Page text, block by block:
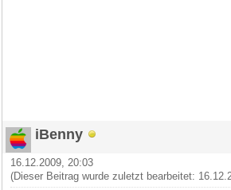
iBenny
16.12.2009, 20:03
(Dieser Beitrag wurde zuletzt bearbeitet: